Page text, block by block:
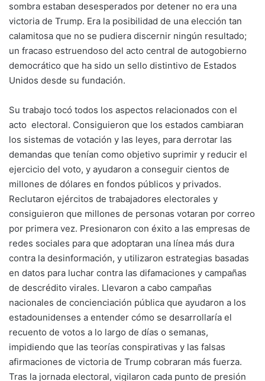
sombra estaban desesperados por detener no era una
victoria de Trump. Era la posibilidad de una elección tan
calamitosa que no se pudiera discernir ningún resultado;
un fracaso estruendoso del acto central de autogobierno
democrático que ha sido un sello distintivo de Estados
Unidos desde su fundación.
Su trabajo tocó todos los aspectos relacionados con el
acto electoral. Consiguieron que los estados cambiaran
los sistemas de votación y las leyes, para derrotar las
demandas que tenían como objetivo suprimir y reducir el
ejercicio del voto, y ayudaron a conseguir cientos de
millones de dólares en fondos públicos y privados.
Reclutaron ejércitos de trabajadores electorales y
consiguieron que millones de personas votaran por correo
por primera vez. Presionaron con éxito a las empresas de
redes sociales para que adoptaran una línea más dura
contra la desinformación, y utilizaron estrategias basadas
en datos para luchar contra las difamaciones y campañas
de descrédito virales. Llevaron a cabo campañas
nacionales de concienciación pública que ayudaron a los
estadounidenses a entender cómo se desarrollaría el
recuento de votos a lo largo de días o semanas,
impidiendo que las teorías conspirativas y las falsas
afirmaciones de victoria de Trump cobraran más fuerza.
Tras la jornada electoral, vigilaron cada punto de presión